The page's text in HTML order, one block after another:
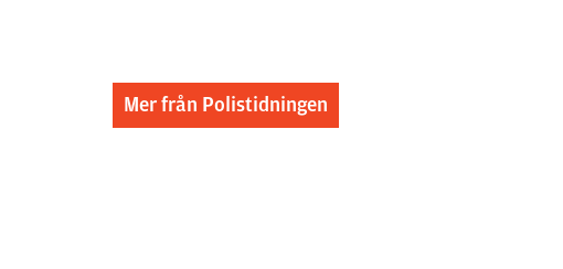
Mer från Polistidningen